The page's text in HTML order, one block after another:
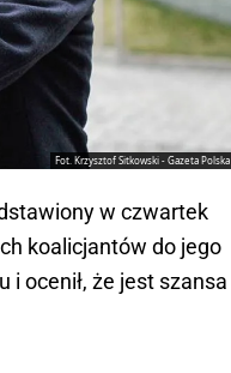
Fot. Krzysztof Sitkowski - Gazeta Polska
w czwartek
koalicjantów do jego
i ocenił, że jest szansa